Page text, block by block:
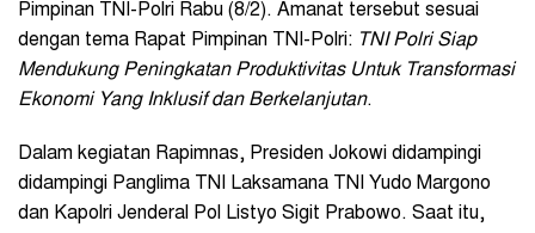
Pimpinan TNI-Polri Rabu (8/2). Amanat tersebut sesuai
dengan tema Rapat Pimpinan TNI-Polri: TNI Polri Siap
Mendukung Peningkatan Produktivitas Untuk Transformasi
Ekonomi Yang Inklusif dan Berkelanjutan.
Dalam kegiatan Rapimnas, Presiden Jokowi didampingi
didampingi Panglima TNI Laksamana TNI Yudo Margono
dan Kapolri Jenderal Pol Listyo Sigit Prabowo. Saat itu,